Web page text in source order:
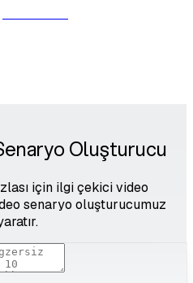
Oluşturucu
için ilgi çekici video
senaryo oluşturucumuz